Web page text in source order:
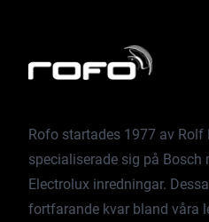
Rofo startades 1977 av Rolf
specialiserade sig på Bosch
Electrolux inredningar.
fortfarande kvar bland våra